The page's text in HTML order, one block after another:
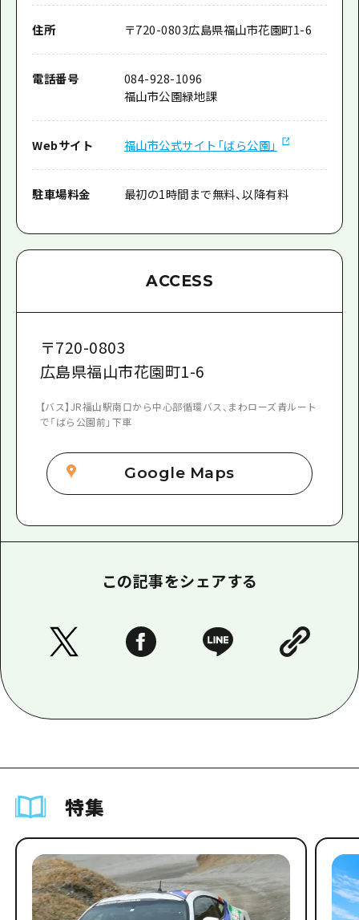
住所 〒720-0803広島県福山市花園町1-6
電話番号
084-928-1096
福山市公園緑地課
Webサイト 福山市公式サイト「ばら公園」
駐車場料金 最初の1時間まで無料、以降有料
ACCESS
〒720-0803
広島県福山市花園町1-6
【バス】JR福山駅南口から中心部循環バス、まわローズ青ルート
で「ばら公園前」下車
Google Maps
この記事をシェアする
特集